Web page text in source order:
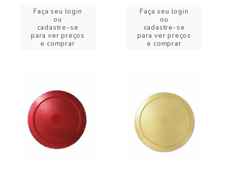
Faça seu login
ou
cadastre-se
para ver preços
e comprar
Faça seu login
ou
cadastre-se
para ver preços
e comprar